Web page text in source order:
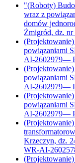
"(Roboty)
wraz z
domów
Żmigród, dz.
powiązaniami
AI-2602979—
powiązaniami
AI-2602979—
powiązaniami
AI-2602979—
Krzeczyn, dz.
WR-AI-